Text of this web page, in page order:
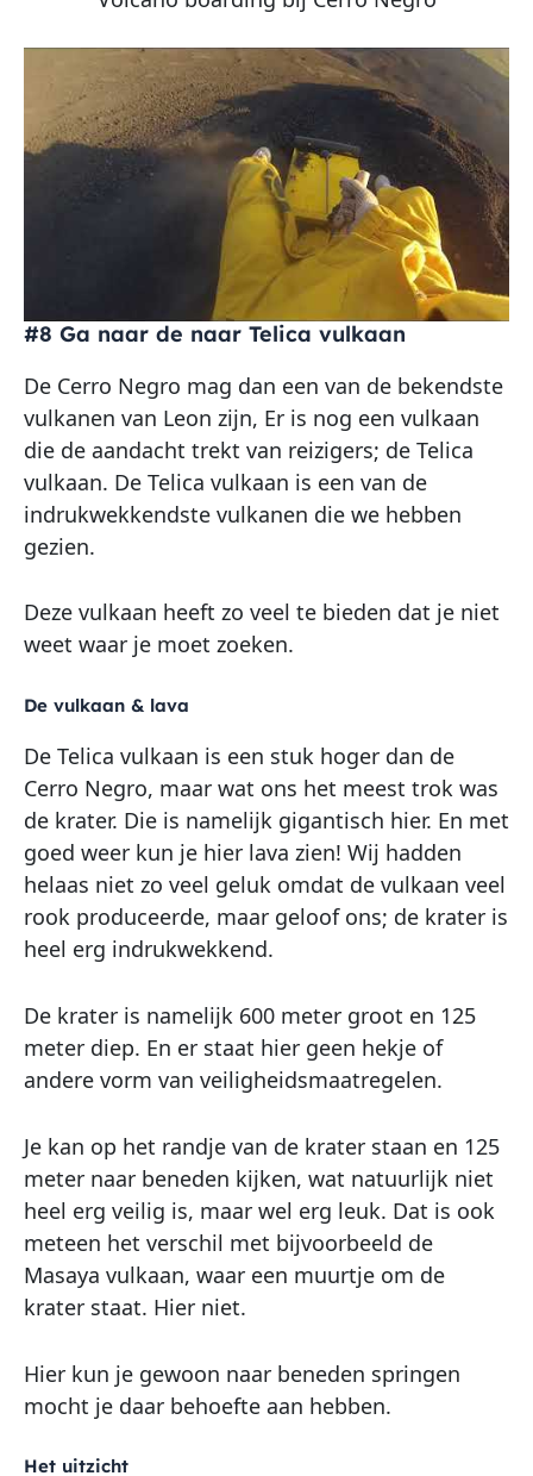
#8 Ga naar de naar Telica vulkaan
De Cerro Negro mag dan een van de bekendste
vulkanen van Leon zijn, Er is nog een vulkaan
die de aandacht trekt van reizigers; de Telica
vulkaan. De Telica vulkaan is een van de
indrukwekkendste vulkanen die we hebben
gezien.
Deze vulkaan heeft zo veel te bieden dat je niet
weet waar je moet zoeken.
De vulkaan & lava
De Telica vulkaan is een stuk hoger dan de
Cerro Negro, maar wat ons het meest trok was
de krater. Die is namelijk gigantisch hier. En met
goed weer kun je hier lava zien! Wij hadden
helaas niet zo veel geluk omdat de vulkaan veel
rook produceerde, maar geloof ons; de krater is
heel erg indrukwekkend.
De krater is namelijk 600 meter groot en 125
meter diep. En er staat hier geen hekje of
andere vorm van veiligheidsmaatregelen.
Je kan op het randje van de krater staan en 125
meter naar beneden kijken, wat natuurlijk niet
heel erg veilig is, maar wel erg leuk. Dat is ook
meteen het verschil met bijvoorbeeld de
Masaya vulkaan, waar een muurtje om de
krater staat. Hier niet.
Hier kun je gewoon naar beneden springen
mocht je daar behoefte aan hebben.
Het uitzicht